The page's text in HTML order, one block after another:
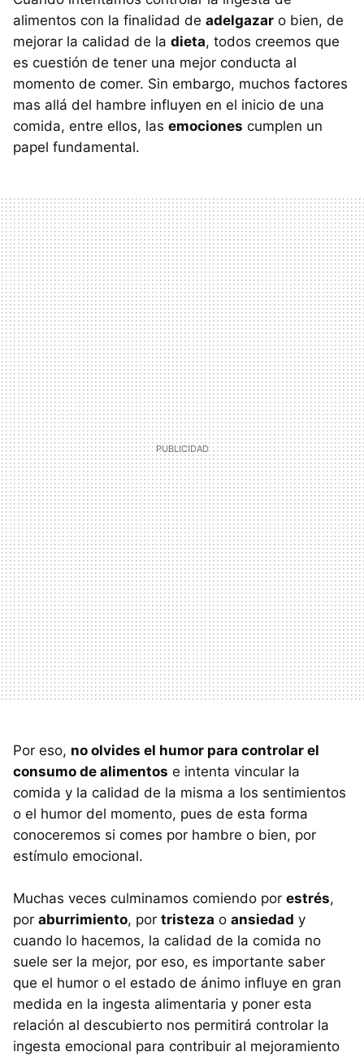
alimentos con la finalidad de adelgazar o bien, de
mejorar la calidad de la dieta, todos creemos que
es cuestión de tener una mejor conducta al
momento de comer. Sin embargo, muchos factores
mas allá del hambre influyen en el inicio de una
comida, entre ellos, las emociones cumplen un
papel fundamental.
Por eso, no olvides el humor para controlar el
consumo de alimentos e intenta vincular la
comida y la calidad de la misma a los sentimientos
o el humor del momento, pues de esta forma
conoceremos si comes por hambre o bien, por
estímulo emocional.
Muchas veces culminamos comiendo por estrés,
por aburrimiento, por tristeza o ansiedad y
cuando lo hacemos, la calidad de la comida no
suele ser la mejor, por eso, es importante saber
que el humor o el estado de ánimo influye en gran
medida en la ingesta alimentaria y poner esta
relación al descubierto nos permitirá controlar la
ingesta emocional para contribuir al mejoramiento